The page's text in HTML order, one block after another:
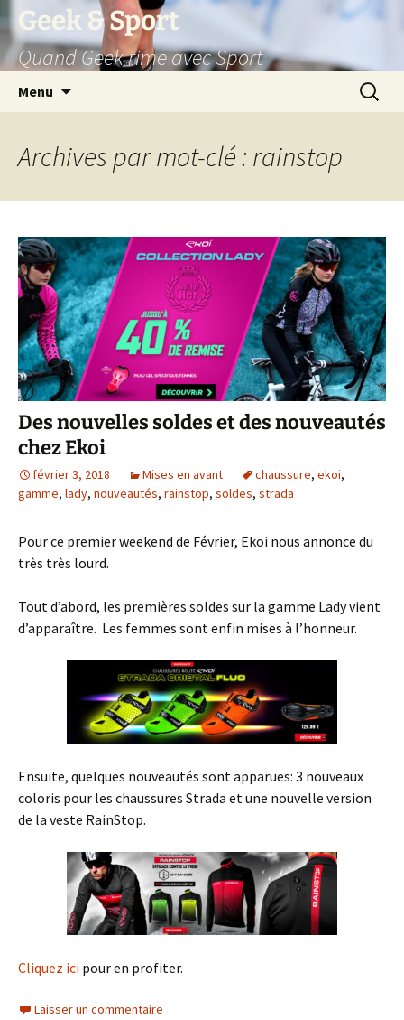
Aller
au
contenu
Geek & Sport
Quand Geek rime avec Sport
Menu
Archives par mot-clé : rainstop
Des nouvelles soldes et des nouveautés
chez Ekoi
février 3, 2018 Mises en avant chaussure, ekoi,
gamme, lady, nouveautés, rainstop, soldes, strada
Pour ce premier weekend de Février, Ekoi nous annonce du
très très lourd.
Tout d’abord, les premières soldes sur la gamme Lady vient
d’apparaître. Les femmes sont enfin mises à l’honneur.
Ensuite, quelques nouveautés sont apparues: 3 nouveaux
coloris pour les chaussures Strada et une nouvelle version
de la veste RainStop.
Cliquez ici pour en profiter.
Laisser un commentaire